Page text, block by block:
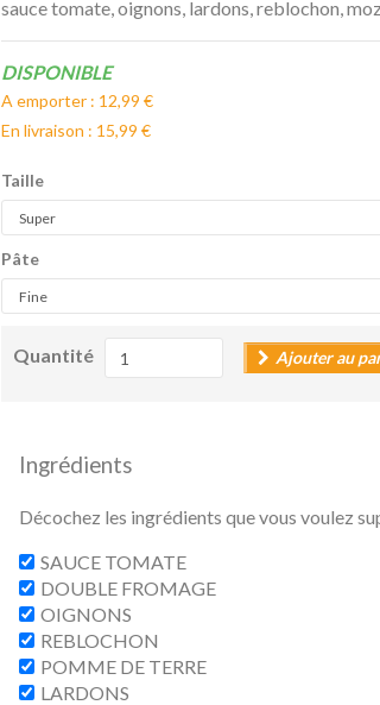
sauce tomate, oignons, lardons, reblochon,
Disponibilité:
DISPONIBLE
A emporter : 12,99 €
En livraison : 15,99 €
Taille
Pâte
Quantité Ajouter au
Ingrédients
Décochez les ingrédients que vous voulez
SAUCE TOMATE
DOUBLE FROMAGE
OIGNONS
REBLOCHON
POMME DE TERRE
LARDONS